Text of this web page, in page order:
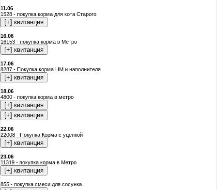
11.06
1528 - покупка корма для кота Старого
16.06
16153 - покупка корма в Метро
17.06
8287 - Покупка корма НМ и наполнителя
18.06
4800 - покупка корма в метро
22.06
22008 - Покупка Корма с уценкой
23.06
11319 - покупка корма в Метро
855 - покупка смеси для сосунка